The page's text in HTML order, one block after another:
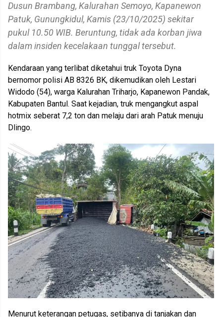
Dusun Brambang, Kalurahan Semoyo, Kapanewon
Patuk, Gunungkidul, Kamis (23/10/2025) sekitar
pukul 10.50 WIB. Beruntung, tidak ada korban jiwa
dalam insiden kecelakaan tunggal tersebut.
Kendaraan yang terlibat diketahui truk Toyota Dyna
bernomor polisi AB 8326 BK, dikemudikan oleh Lestari
Widodo (54), warga Kalurahan Triharjo, Kapanewon Pandak,
Kabupaten Bantul. Saat kejadian, truk mengangkut aspal
hotmix seberat 7,2 ton dan melaju dari arah Patuk menuju
Dlingo.
Menurut keterangan petugas, setibanya di tanjakan dan